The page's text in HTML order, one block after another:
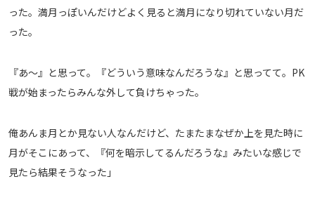
運営会社
プライバシーポリシー
Share
© AbemaTV. Inc. All Rights Reserved.
った。満月っぽいんだけどよく見ると満月になり切れていない月だ
った。
『あ～』と思って。『どういう意味なんだろうな』と思ってて。PK
戦が始まったらみんな外して負けちゃった。
俺あんま月とか見ない人なんだけど、たまたまなぜか上を見た時に
月がそこにあって、『何を暗示してるんだろうな』みたいな感じで
見たら結果そうなった」